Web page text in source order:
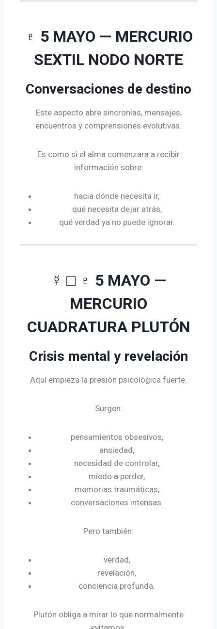
♇ 5 MAYO — MERCURIO
SEXTIL NODO NORTE
Conversaciones de destino
Este aspecto abre sincronías, mensajes,
encuentros y comprensiones evolutivas.
Es como si el alma comenzara a recibir
información sobre:
hacia dónde necesita ir,
qué necesita dejar atrás,
qué verdad ya no puede ignorar.
☿ □ ♇ 5 MAYO —
MERCURIO
CUADRATURA PLUTÓN
Crisis mental y revelación
Aquí empieza la presión psicológica fuerte.
Surgen:
pensamientos obsesivos,
ansiedad,
necesidad de controlar,
miedo a perder,
memorias traumáticas,
conversaciones intensas.
Pero también:
verdad,
revelación,
conciencia profunda.
Plutón obliga a mirar lo que normalmente